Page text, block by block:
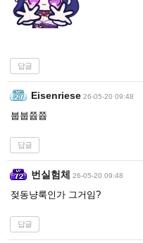
답글
Eisenriese 26-05-20 09:48
붑붑쯉쯉
답글
번실험체 26-05-20 09:48
젖동냥룩인가 그거임?
답글